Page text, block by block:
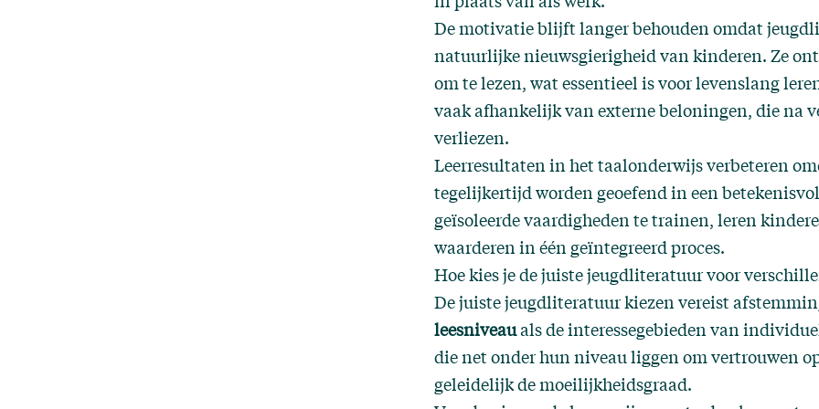
De motivatie blijft langer behouden omdat
natuurlijke nieuwsgierigheid van kinderen. Ze
om te lezen, wat essentieel is voor levenslang
vaak afhankelijk van externe beloningen, die na
verliezen.
Leerresultaten in het taalonderwijs verbeteren
tegelijkertijd worden geoefend in een
geïsoleerde vaardigheden te trainen, leren
waarderen in één geïntegreerd proces.
Hoe kies je de juiste jeugdliteratuur voor
De juiste jeugdliteratuur kiezen vereist
leesniveauals de interessegebieden van
die net onder hun niveau liggen om vertrouwen
geleidelijk de moeilijkheidsgraad.